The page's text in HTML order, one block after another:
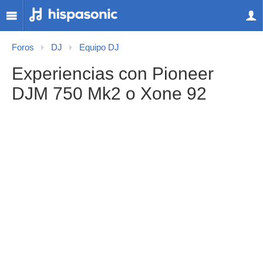
Foros DJ Equipo DJ
Experiencias con Pioneer
DJM 750 Mk2 o Xone 92